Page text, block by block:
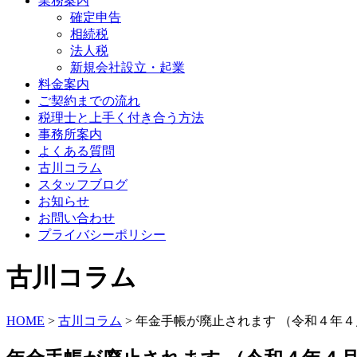
確定申告
相続税
法人税
新規会社設立・起業
料金案内
ご契約までの流れ
税理士と上手く付き合う方法
事務所案内
よくある質問
古川コラム
スタッフブログ
お知らせ
お問い合わせ
プライバシーポリシー
古川コラム
HOME > 古川コラム > 年金手帳が廃止されます （令和４年